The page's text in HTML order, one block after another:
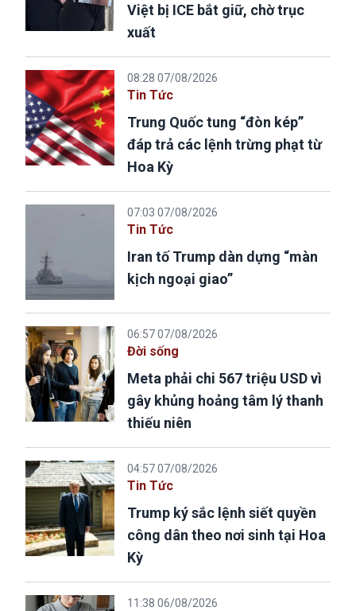
Việt bị ICE bắt giữ, chờ trục
xuất
08:28 07/08/2026
Tin Tức
Trung Quốc tung “đòn kép”
đáp trả các lệnh trừng phạt từ
Hoa Kỳ
07:03 07/08/2026
Tin Tức
Iran tố Trump dàn dựng “màn
kịch ngoại giao”
06:57 07/08/2026
Đời sống
Meta phải chi 567 triệu USD vì
gây khủng hoảng tâm lý thanh
thiếu niên
04:57 07/08/2026
Tin Tức
Trump ký sắc lệnh siết quyền
công dân theo nơi sinh tại Hoa
Kỳ
11:38 06/08/2026